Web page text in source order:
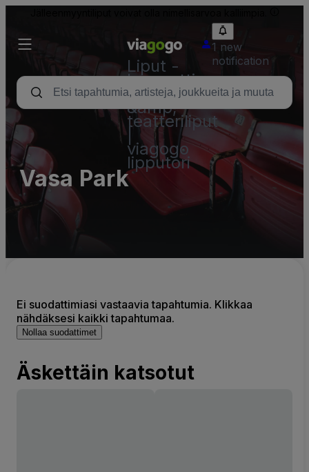
Liput -
konsertti,
urheilu
&amp;
teatteriliput
viagogo
lipputori
1 new
notification
Vasa Park
Ei suodattimiasi vastaavia tapahtumia. Klikkaa
nähdäksesi kaikki tapahtumaa.
Nollaa suodattimet
Äskettäin katsotut